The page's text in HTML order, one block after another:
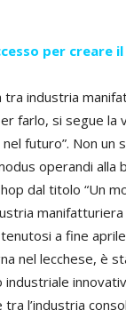
per creare
tra industria
farlo, si segue la
futuro”. Non un
operandi alla
dal titolo “Un
a fine
nel lecchese, è
tra l’industria